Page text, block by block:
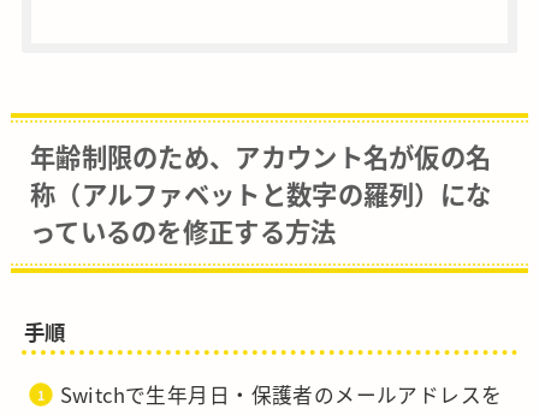
年齢制限のため、アカウント名が仮の名
称（アルファベットと数字の羅列）にな
っているのを修正する方法
手順
Switchで生年月日・保護者のメールアドレスを